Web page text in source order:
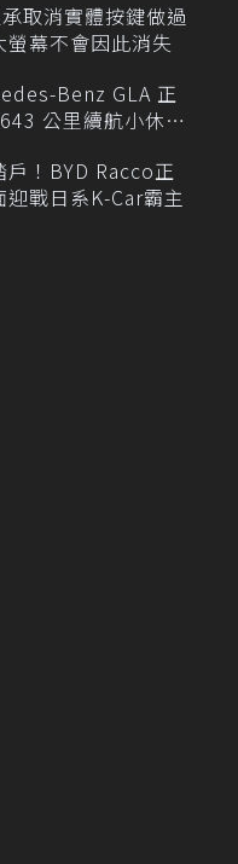
取消實體按鍵做過
幕不會因此消失
Benz GLA 正
公里續航小休
戶！BYD Racco正
戰日系K-Car霸主